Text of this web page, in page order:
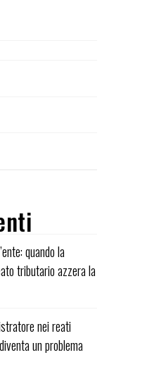
quando la
tributario azzera la
nei reati
un problema